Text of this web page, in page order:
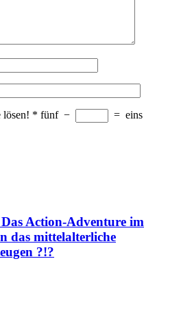
lösen! * fünf − = eins
Action-Adventure im
das mittelalterliche
?!?